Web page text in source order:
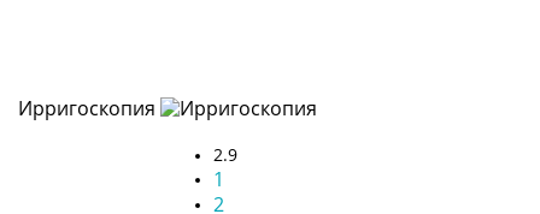
Ирригоскопия
2.9
1
2